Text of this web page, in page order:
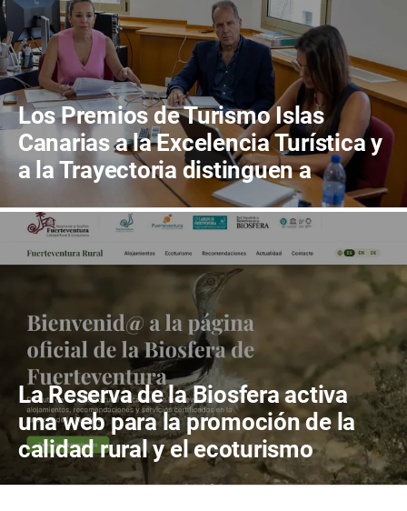
Los Premios de Turismo Islas
Canarias a la Excelencia Turística y
a la Trayectoria distinguen a
Bodegas Conatus y a Carlos Cebriá
La Reserva de la Biosfera activa
una web para la promoción de la
calidad rural y el ecoturismo